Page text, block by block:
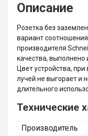
Описание
Розетка без
вариант
производителя
качества, выполнено
Цвет устройства,
лучей не выгорает и
длительного
Технические
Производитель